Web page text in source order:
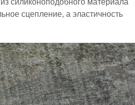
силиконоподобного материала
сцепление, а эластичность